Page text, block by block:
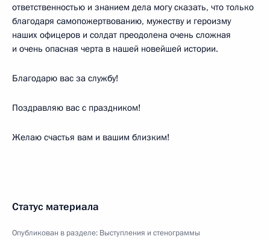
ответственностью и знанием дела могу сказать, что только
благодаря самопожертвованию, мужеству и героизму
наших офицеров и солдат преодолена очень сложная
и очень опасная черта в нашей новейшей истории.
Благодарю вас за службу!
Поздравляю вас с праздником!
Желаю счастья вам и вашим близким!
Статус материала
Опубликован в разделе: Выступления и стенограммы